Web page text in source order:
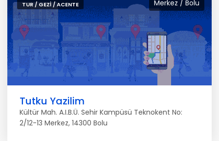
Merkez / Bolu
TUR / GEZI / ACENTE
Tutku Yazilim
Kültür Mah. A.I.B.Ü. Sehir Kampüsü Teknokent No:
2/12-13 Merkez, 14300 Bolu